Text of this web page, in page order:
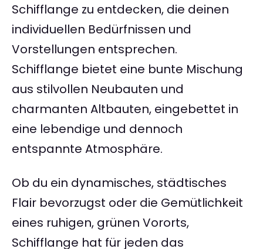
Schifflange zu entdecken, die deinen
individuellen Bedürfnissen und
Vorstellungen entsprechen.
Schifflange bietet eine bunte Mischung
aus stilvollen Neubauten und
charmanten Altbauten, eingebettet in
eine lebendige und dennoch
entspannte Atmosphäre.
Ob du ein dynamisches, städtisches
Flair bevorzugst oder die Gemütlichkeit
eines ruhigen, grünen Vororts,
Schifflange hat für jeden das